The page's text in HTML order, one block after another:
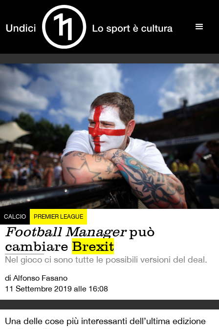
CALCIO PREMIER LEAGUE
Football Managerpuò
cambiare Brexit
Nel gioco ci sono tutte le possibili versioni del deal.
di Alfonso Fasano
11 Settembre 2019 alle 16:08
Una delle cose più interessanti dell’ultima edizione